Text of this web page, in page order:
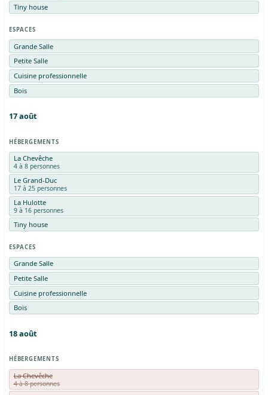
Tiny house
ESPACES
Grande Salle
Petite Salle
Cuisine professionnelle
Bois
17août
HÉBERGEMENTS
La Chevêche
4 à 8 personnes
Le Grand-Duc
17 à 25 personnes
La Hulotte
9 à 16 personnes
Tiny house
ESPACES
Grande Salle
Petite Salle
Cuisine professionnelle
Bois
18août
HÉBERGEMENTS
La Chevêche
4 à 8 personnes